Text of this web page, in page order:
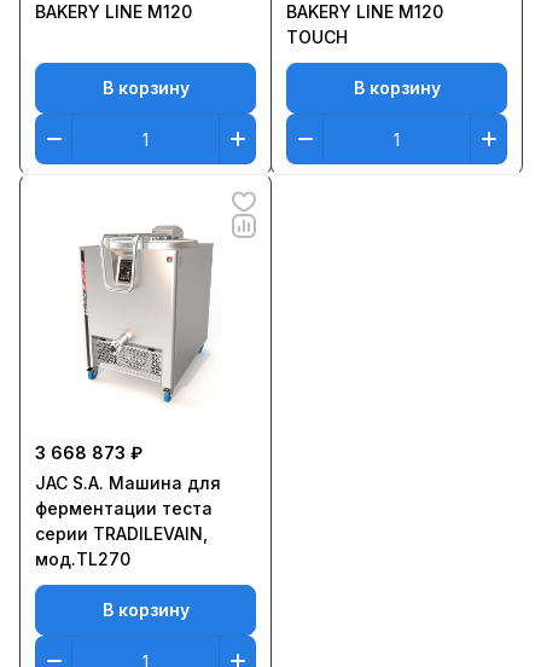
BAKERY LINE M120
В корзину
BAKERY LINE M120
TOUCH
В корзину
3 668 873 ₽
JAC S.A. Машина для
ферментации теста
серии TRADILEVAIN,
мод.TL270
В корзину